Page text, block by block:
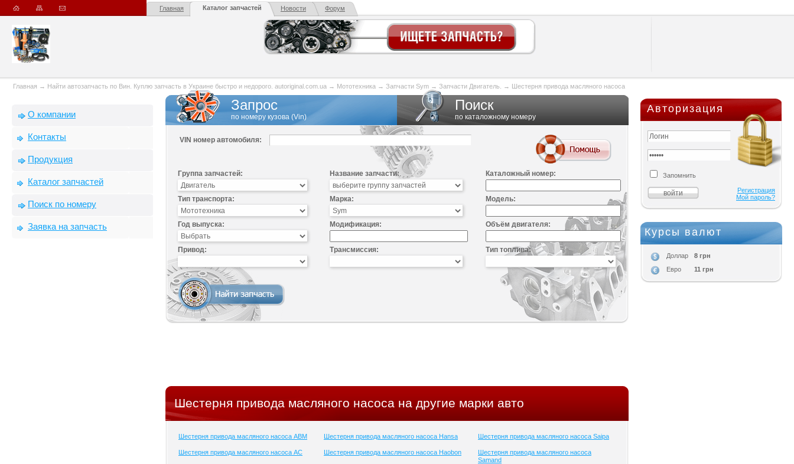
Главная Каталог запчастей Новости Форум
Главная → Найти автозапчасть по Вин. Куплю запчасть в Украине быстро и недорого. autoriginal.com.ua → Мототехника → Запчасти Sym → Запчасти Двигатель. → Шестерня привода масляного насоса
О компании
Контакты
Продукция
Каталог запчастей
Поиск по номеру
Заявка на запчасть
Запрос
по номеру кузова (Vin)
Поиск
по каталожному номеру
VIN номер автомобиля:
Группа запчастей: Название запчасти: Каталожный номер:
Тип транспорта: Марка: Модель:
Год выпуска: Модификация: Объём двигателя:
Привод: Трансмиссия: Тип топлива:
Шестерня привода масляного насоса на другие марки авто
Шестерня привода масляного насоса ABM
Шестерня привода масляного насоса AC
Шестерня привода масляного насоса Hansa
Шестерня привода масляного насоса Haobon
Шестерня привода масляного насоса Saipa
Шестерня привода масляного насоса
Samand
Авторизация
Запомнить
Регистрация
Мой пароль?
Курсы валют
Доллар
8 грн
Евро
11 грн